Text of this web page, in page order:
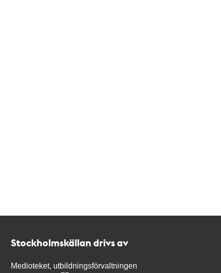
Stockholmskällan drivs av
Medioteket, utbildningsförvaltningen